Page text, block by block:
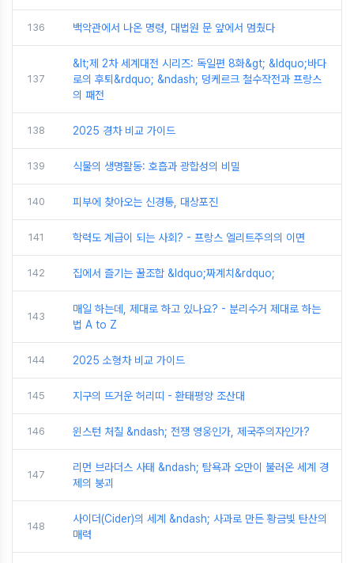
136 백악관에서 나온 명령, 대법원 문 앞에서 멈췄다
137
&lt;제 2차 세계대전 시리즈: 독일편 8화&gt; &ldquo;바다
로의 후퇴&rdquo; &ndash; 덩케르크 철수작전과 프랑스
의 패전
138 2025 경차 비교 가이드
139 식물의 생명활동: 호흡과 광합성의 비밀
140 피부에 찾아오는 신경통, 대상포진
141 학력도 계급이 되는 사회? - 프랑스 엘리트주의의 이면
142 집에서 즐기는 꿀조합 &ldquo;짜계치&rdquo;
143
매일 하는데, 제대로 하고 있나요? - 분리수거 제대로 하는
법 A to Z
144 2025 소형차 비교 가이드
145 지구의 뜨거운 허리띠 - 환태평양 조산대
146 윈스턴 처칠 &ndash; 전쟁 영웅인가, 제국주의자인가?
147
리먼 브라더스 사태 &ndash; 탐욕과 오만이 불러온 세계 경
제의 붕괴
148
사이더(Cider)의 세계 &ndash; 사과로 만든 황금빛 탄산의
매력